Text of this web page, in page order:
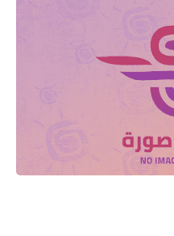
منوعات إخبارية
مواضيع تربوية
وثائق تربوية
الشؤون الاجتماعية لأسرة
التعليم